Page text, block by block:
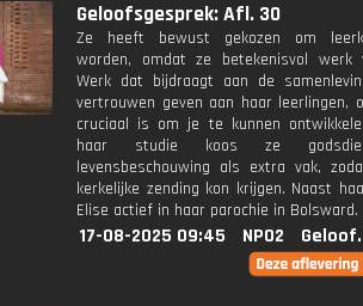
Geloofsgesprek: Afl. 30
Ze heeft bewust gekozen om
worden, omdat ze betekenisvol werk
Werk dat bijdraagt aan de
vertrouwen geven aan haar leerlingen,
cruciaal is om je te kunnen
haar studie koos ze
levensbeschouwing als extra vak,
kerkelijke zending kon krijgen. Naast
Elise actief in haar parochie in Bolsward.
17-08-2025 09:45 NPO2